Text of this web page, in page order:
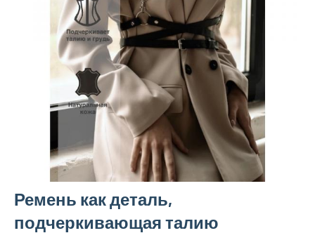
Ремень как деталь,
подчеркивающая талию